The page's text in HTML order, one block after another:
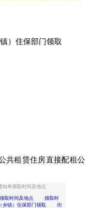
）住保部门领取
共租赁住房直接配租公
知单领取时间及地点
领取时间及地点 领取时
乡镇）住保部门领取 街